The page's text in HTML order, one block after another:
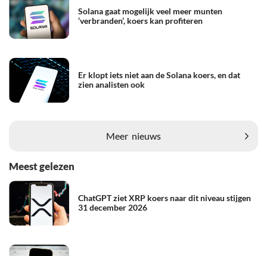
Solana gaat mogelijk veel meer munten
‘verbranden’, koers kan profiteren
Er klopt iets niet aan de Solana koers, en dat
zien analisten ook
Meer nieuws
Meest gelezen
ChatGPT ziet XRP koers naar dit niveau stijgen
31 december 2026